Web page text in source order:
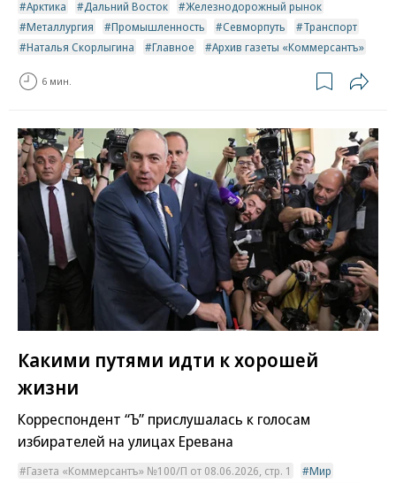
Арктика
Дальний Восток
Железнодорожный рынок
Металлургия
Промышленность Севморпуть
Транспорт
Наталья Скорлыгина
Главное Архив газеты «Коммерсантъ»
6 мин.
Какими путями идти к хорошей
жизни
Корреспондент “Ъ” прислушалась к голосам
избирателей на улицах Еревана
Газета «Коммерсантъ» №100/П от 08.06.2026, стр. 1
Мир